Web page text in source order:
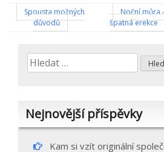
Navigace
pro
příspěvek
Spousta možných
důvodů
Noční můra
špatná erekce
Vyhledávání
Nejnovější příspěvky
Kam si vzít originální